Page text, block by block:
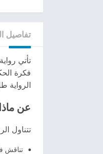
تفاصيل
تأتي
فكرة
الرواية
عن
تتناول
تناقش